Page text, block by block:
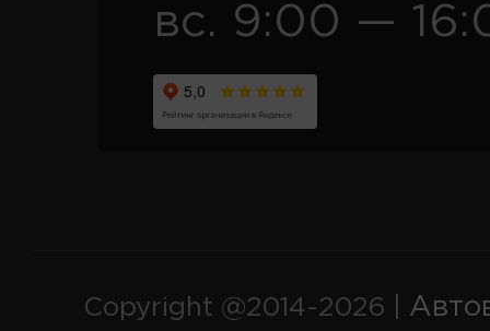
вс. 9:00 —
Copyright @2014-2026 |